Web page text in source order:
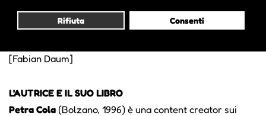
Rifiuta Consenti
L’augurio è di trovare tanta neve!
[Fabian Daum]
L'AUTRICE E IL SUO LIBRO
Petra Cola (Bolzano, 1996) è una content creator sui